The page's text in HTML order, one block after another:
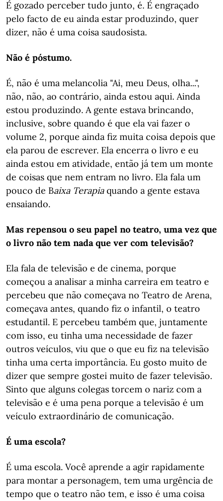
É gozado perceber tudo junto, é. É engraçado
pelo facto de eu ainda estar produzindo, quer
dizer, não é uma coisa saudosista.
Não é póstumo.
É, não é uma melancolia "Ai, meu Deus, olha...",
não, não, ao contrário, ainda estou aqui. Ainda
estou produzindo. A gente estava brincando,
inclusive, sobre quando é que ela vai fazer o
volume 2, porque ainda fiz muita coisa depois que
ela parou de escrever. Ela encerra o livro e eu
ainda estou em atividade, então já tem um monte
de coisas que nem entram no livro. Ela fala um
pouco de Baixa Terapiaquando a gente estava
ensaiando.
Mas repensou o seu papel no teatro, uma vez que
o livro não tem nada que ver com televisão?
Ela fala de televisão e de cinema, porque
começou a analisar a minha carreira em teatro e
percebeu que não começava no Teatro de Arena,
começava antes, quando fiz o infantil, o teatro
estudantil. E percebeu também que, juntamente
com isso, eu tinha uma necessidade de fazer
outros veículos, viu que o que eu fiz na televisão
tinha uma certa importância. Eu gosto muito de
dizer que sempre gostei muito de fazer televisão.
Sinto que alguns colegas torcem o nariz com a
televisão e é uma pena porque a televisão é um
veículo extraordinário de comunicação.
É uma escola?
É uma escola. Você aprende a agir rapidamente
para montar a personagem, tem uma urgência de
tempo que o teatro não tem, e isso é uma coisa